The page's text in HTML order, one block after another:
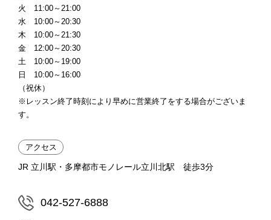
火 11:00～21:00
水 10:00～20:30
木 10:00～21:30
金 12:00～20:30
土 10:00～19:00
日 10:00～16:00
（祝休）
※レッスン終了時刻により早めに営業終了をする場合がございま
す。
アクセス
JR 立川駅・多摩都市モノレール立川北駅 徒歩3分
042-527-6888